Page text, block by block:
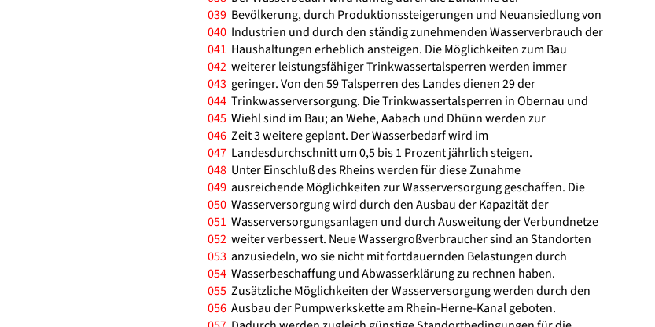
039 Bevölkerung, durch Produktionssteigerungen und Neuansiedlung von
040 Industrien und durch den ständig zunehmenden Wasserverbrauch der
041 Haushaltungen erheblich ansteigen. Die Möglichkeiten zum Bau
042 weiterer leistungsfähiger Trinkwassertalsperren werden immer
043 geringer. Von den 59 Talsperren des Landes dienen 29 der
044 Trinkwasserversorgung. Die Trinkwassertalsperren in Obernau und
045 Wiehl sind im Bau; an Wehe, Aabach und Dhünn werden zur
046 Zeit 3 weitere geplant. Der Wasserbedarf wird im
047 Landesdurchschnitt um 0,5 bis 1 Prozent jährlich steigen.
048 Unter Einschluß des Rheins werden für diese Zunahme
049 ausreichende Möglichkeiten zur Wasserversorgung geschaffen. Die
050 Wasserversorgung wird durch den Ausbau der Kapazität der
051 Wasserversorgungsanlagen und durch Ausweitung der Verbundnetze
052 weiter verbessert. Neue Wassergroßverbraucher sind an Standorten
053 anzusiedeln, wo sie nicht mit fortdauernden Belastungen durch
054 Wasserbeschaffung und Abwasserklärung zu rechnen haben.
055 Zusätzliche Möglichkeiten der Wasserversorgung werden durch den
056 Ausbau der Pumpwerkskette am Rhein-Herne-Kanal geboten.